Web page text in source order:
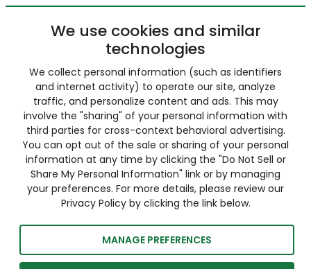
We use cookies and similar
technologies
We collect personal information (such as identifiers
and internet activity) to operate our site, analyze
traffic, and personalize content and ads. This may
involve the "sharing" of your personal information with
third parties for cross-context behavioral advertising.
You can opt out of the sale or sharing of your personal
information at any time by clicking the "Do Not Sell or
Share My Personal Information" link or by managing
your preferences. For more details, please review our
Privacy Policy by clicking the link below.
MANAGE PREFERENCES